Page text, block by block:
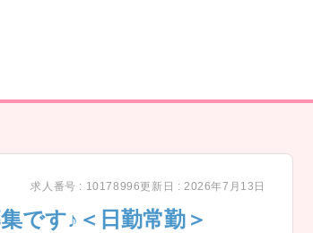
求人番号 : 10178996更新日 : 2026年7月13日
です♪＜日勤常勤＞